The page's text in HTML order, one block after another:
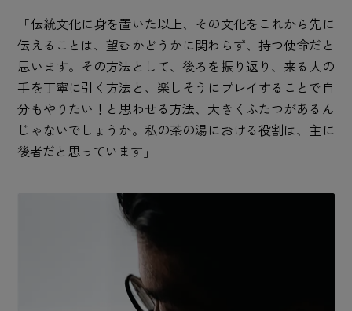
「伝統文化に身を置いた以上、その文化をこれから先に
伝えることは、望むかどうかに関わらず、持つ使命だと
思います。その方法として、後ろを振り返り、来る人の
手を丁寧に引く方法と、楽しそうにプレイすることで自
分もやりたい！と思わせる方法、大きくふたつがあるん
じゃないでしょうか。私の茶の湯における役割は、主に
後者だと思っています」